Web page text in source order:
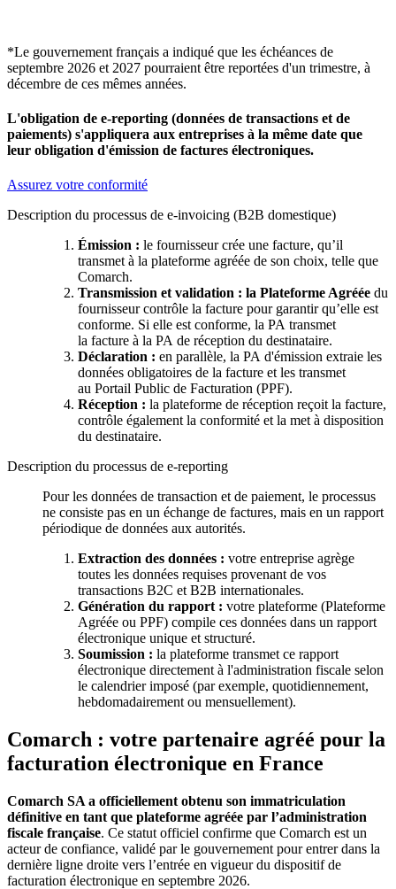
*Le gouvernement français a indiqué que les échéances de
septembre 2026 et 2027 pourraient être reportées d'un trimestre, à
décembre de ces mêmes années.
L'obligation de e-reporting (données de transactions et de
paiements) s'appliquera aux entreprises à la même date que
leur obligation d'émission de factures électroniques.
Assurez votre conformité
Description du processus de e-invoicing (B2B domestique)
Émission : le fournisseur crée une facture, qu’il
transmet à la plateforme agréée de son choix, telle que
Comarch.
Transmission et validation : la Plateforme Agréée du
fournisseur contrôle la facture pour garantir qu’elle est
conforme. Si elle est conforme, la PA transmet
la facture à la PA de réception du destinataire.
Déclaration : en parallèle, la PA d'émission extraie les
données obligatoires de la facture et les transmet
au Portail Public de Facturation (PPF).
Réception : la plateforme de réception reçoit la facture,
contrôle également la conformité et la met à disposition
du destinataire.
Description du processus de e-reporting
Pour les données de transaction et de paiement, le processus
ne consiste pas en un échange de factures, mais en un rapport
périodique de données aux autorités.
Extraction des données : votre entreprise agrège
toutes les données requises provenant de vos
transactions B2C et B2B internationales.
Génération du rapport : votre plateforme (Plateforme
Agréée ou PPF) compile ces données dans un rapport
électronique unique et structuré.
Soumission : la plateforme transmet ce rapport
électronique directement à l'administration fiscale selon
le calendrier imposé (par exemple, quotidiennement,
hebdomadairement ou mensuellement).
Comarch : votre partenaire agréé pour la
facturation électronique en France
Comarch SA a officiellement obtenu son immatriculation
définitive en tant que plateforme agréée par l’administration
fiscale française. Ce statut officiel confirme que Comarch est un
acteur de confiance, validé par le gouvernement pour entrer dans la
dernière ligne droite vers l’entrée en vigueur du dispositif de
facturation électronique en septembre 2026.